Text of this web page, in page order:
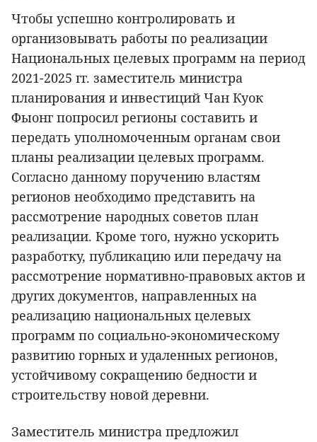
Чтобы успешно контролировать и
организовывать работы по реализации
Национальных целевых программ на период
2021-2025 гг. заместитель министра
планирования и инвестиций Чан Куок
Фыонг попросил регионы составить и
передать уполномоченным органам свои
планы реализации целевых программ.
Согласно данному поручению властям
регионов необходимо представить на
рассмотрение народных советов план
реализации. Кроме того, нужно ускорить
разработку, публикацию или передачу на
рассмотрение нормативно-правовых актов и
других документов, направленных на
реализацию национальных целевых
программ по социально-экономическому
развитию горных и удаленных регионов,
устойчивому сокращению бедности и
строительству новой деревни.
Заместитель министра предложил